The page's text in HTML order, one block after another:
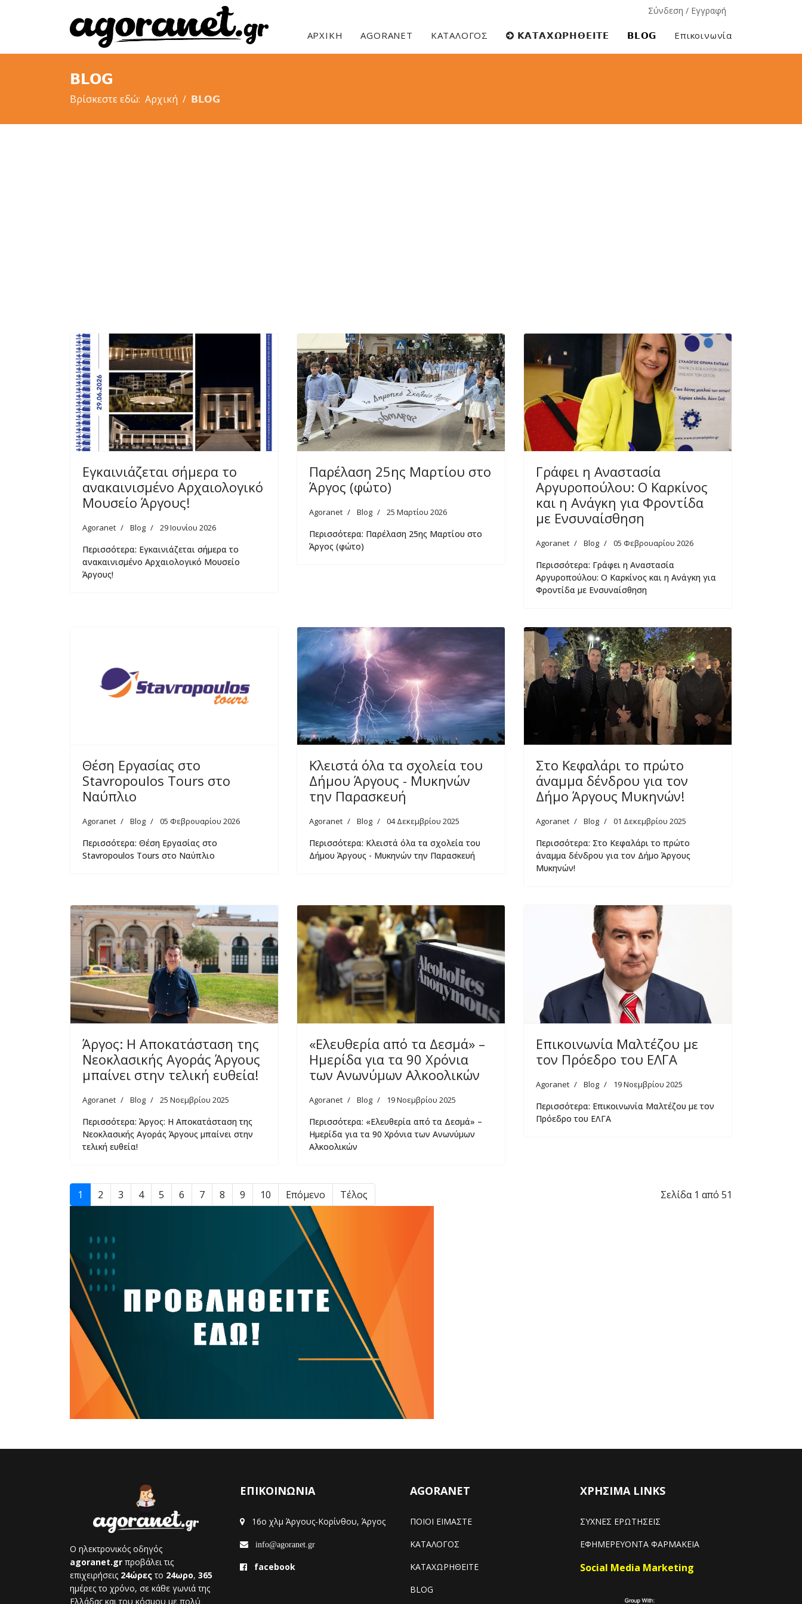
Σύνδεση / Εγγραφή
ΑΡΧΙΚΗ AGORANET ΚΑΤΑΛΟΓΟΣ 𝝟𝝖𝝩𝝖𝝬𝝮𝝦𝝜𝝝𝝚𝝞𝝩𝝚 𝗕𝗟𝗢𝗚 Επικοινωνία
𝗕𝗟𝗢𝗚
Βρίσκεστε εδώ: Αρχική 𝗕𝗟𝗢𝗚
Εγκαινιάζεται σήμερα το
ανακαινισμένο Αρχαιολογικό
Μουσείο Άργους!
Agoranet Blog 29 Ιουνίου 2026
Περισσότερα: Εγκαινιάζεται σήμερα το
ανακαινισμένο Αρχαιολογικό Μουσείο
Άργους!
Παρέλαση 25ης Μαρτίου στο
Άργος (φώτο)
Agoranet Blog 25 Μαρτίου 2026
Περισσότερα: Παρέλαση 25ης Μαρτίου στο
Άργος (φώτο)
Γράφει η Αναστασία
Αργυροπούλου: Ο Καρκίνος
και η Ανάγκη για Φροντίδα
με Ενσυναίσθηση
Agoranet Blog 05 Φεβρουαρίου 2026
Περισσότερα: Γράφει η Αναστασία
Αργυροπούλου: Ο Καρκίνος και η Ανάγκη για
Φροντίδα με Ενσυναίσθηση
Θέση Εργασίας στο
Stavropoulos Tours στο
Ναύπλιο
Agoranet Blog 05 Φεβρουαρίου 2026
Περισσότερα: Θέση Εργασίας στο
Stavropoulos Tours στο Ναύπλιο
Κλειστά όλα τα σχολεία του
Δήμου Άργους - Μυκηνών
την Παρασκευή
Agoranet Blog 04 Δεκεμβρίου 2025
Περισσότερα: Κλειστά όλα τα σχολεία του
Δήμου Άργους - Μυκηνών την Παρασκευή
Στο Κεφαλάρι το πρώτο
άναμμα δένδρου για τον
Δήμο Άργους Μυκηνών!
Agoranet Blog 01 Δεκεμβρίου 2025
Περισσότερα: Στο Κεφαλάρι το πρώτο
άναμμα δένδρου για τον Δήμο Άργους
Μυκηνών!
Άργος: Η Αποκατάσταση της
Νεοκλασικής Αγοράς Άργους
μπαίνει στην τελική ευθεία!
Agoranet Blog 25 Νοεμβρίου 2025
Περισσότερα: Άργος: Η Αποκατάσταση της
Νεοκλασικής Αγοράς Άργους μπαίνει στην
τελική ευθεία!
«Ελευθερία από τα Δεσμά» –
Ημερίδα για τα 90 Χρόνια
των Ανωνύμων Αλκοολικών
Agoranet Blog 19 Νοεμβρίου 2025
Περισσότερα: «Ελευθερία από τα Δεσμά» –
Ημερίδα για τα 90 Χρόνια των Ανωνύμων
Αλκοολικών
Επικοινωνία Μαλτέζου με
τον Πρόεδρο του ΕΛΓΑ
Agoranet Blog 19 Νοεμβρίου 2025
Περισσότερα: Επικοινωνία Μαλτέζου με τον
Πρόεδρο του ΕΛΓΑ
1 2 3 4 5 6 7 8 9 10 Επόμενο Τέλος Σελίδα 1 από 51
Ο ηλεκτρονικός οδηγός
agoranet.gr προβάλει τις
επιχειρήσεις 24ώρεςτο 24ωρο, 365
ημέρες το χρόνο, σε κάθε γωνιά της
Ελλάδας και του κόσμου με πολύ
ΕΠΙΚΟΙΝΩΝΙΑ
16ο χλμ Άργους-Κορίνθου, Άργος
info@agoranet.gr
facebook
AGORANET
ΠΟΙΟΙ ΕΙΜΑΣΤΕ
ΚΑΤΑΛΟΓΟΣ
ΚΑΤΑΧΩΡΗΘΕΙΤΕ
BLOG
ΧΡΗΣΙΜΑ LINKS
ΣΥΧΝΕΣ ΕΡΩΤΗΣΕΙΣ
ΕΦΗΜΕΡΕΥΟΝΤΑ ΦΑΡΜΑΚΕΙΑ
Social Media Marketing